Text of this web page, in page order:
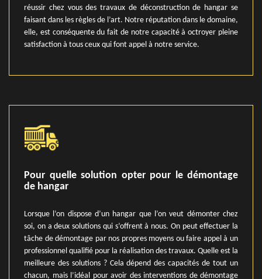
réussir chez vous des travaux de déconstruction de hangar se
faisant dans les règles de l’art. Notre réputation dans le domaine,
elle, est conséquente du fait de notre capacité à octroyer pleine
satisfaction à tous ceux qui font appel à notre service.
Pour quelle solution opter pour le démontage
de hangar
Lorsque l’on dispose d’un hangar que l’on veut démonter chez
soi, on a deux solutions qui s’offrent à nous. On peut effectuer la
tâche de démontage par nos propres moyens ou faire appel à un
professionnel qualifié pour la réalisation des travaux. Quelle est la
meilleure des solutions ? Cela dépend des capacités de tout un
chacun, mais l’idéal pour avoir des interventions de démontage